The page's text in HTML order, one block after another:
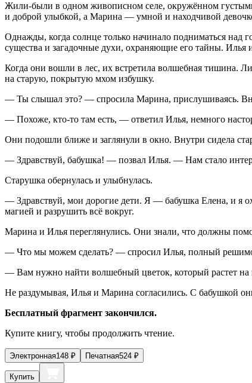
Жили-были в одном живописном селе, окружённом
и доброй улыбкой, а Марина — умной и находчивой
Однажды, когда солнце только начинало подниматься над
существа и загадочные духи, охраняющие его тайны.
Когда они вошли в лес, их встретила волшебная тишина.
на старую, покрытую мхом избушку.
— Ты слышал это? — спросила Марина, прислушиваясь.
— Похоже, кто-то там есть, — ответил Илья, немного
Они подошли ближе и заглянули в окно. Внутри сидела
— Здравствуй, бабушка! — позвал Илья. — Нам стало
Старушка обернулась и улыбнулась.
— Здравствуй, мои дорогие дети. Я — бабушка Елена, и я
магией и разрушить всё вокруг.
Марина и Илья переглянулись. Они знали, что должны
— Что мы можем сделать? — спросил Илья, полный
— Вам нужно найти волшебный цветок, который растет на
Не раздумывая, Илья и Марина согласились. С бабушкой
Бесплатный фрагмент закончился.
Купите книгу, чтобы продолжить чтение.
Электронная148 ₽ Печатная524 ₽
Купить